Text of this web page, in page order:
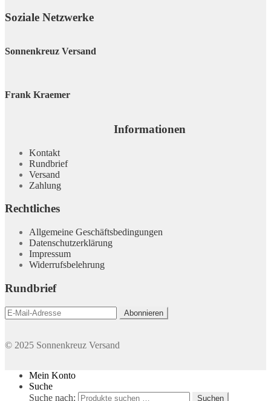
Soziale Netzwerke
Sonnenkreuz Versand
Frank Kraemer
Informationen
Kontakt
Rundbrief
Versand
Zahlung
Rechtliches
Allgemeine Geschäftsbedingungen
Datenschutzerklärung
Impressum
Widerrufsbelehrung
Rundbrief
© 2025 Sonnenkreuz Versand
Mein Konto
Suche
Suche nach:
Suchen